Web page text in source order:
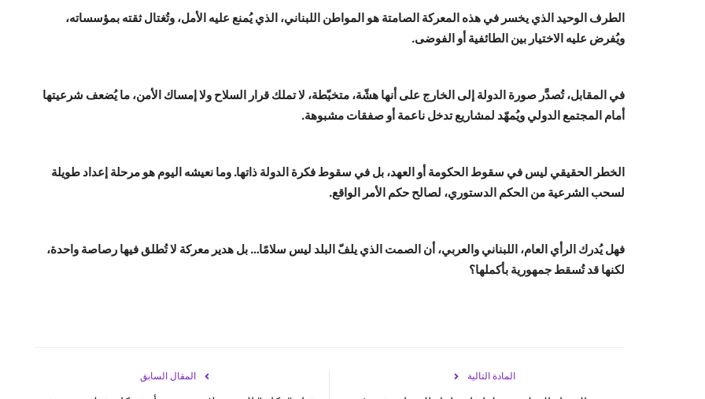
الطرف الوحيد الذي يخسر في هذه المعركة الصامتة هو المواطن اللبناني، الذي يُمنع عليه الأمل، وتُغتال ثقته بمؤسساته،
ويُفرض عليه الاختيار بين الطائفية أو الفوضى.
في المقابل، تُصدَّر صورة الدولة إلى الخارج على أنها هشّة، متخبّطة، لا تملك قرار السلاح ولا إمساك الأمن، ما يُضعف شرعيتها
أمام المجتمع الدولي ويُمهّد لمشاريع تدخل ناعمة أو صفقات مشبوهة.
الخطر الحقيقي ليس في سقوط الحكومة أو العهد، بل في سقوط فكرة الدولة ذاتها. وما نعيشه اليوم هو مرحلة إعداد طويلة
لسحب الشرعية من الحكم الدستوري، لصالح حكم الأمر الواقع.
فهل يُدرك الرأي العام، اللبناني والعربي، أن الصمت الذي يلفّ البلد ليس سلامًا… بل هدير معركة لا تُطلق فيها رصاصة واحدة،
لكنها قد تُسقط جمهورية بأكملها؟
المقال السابق المادة التالية